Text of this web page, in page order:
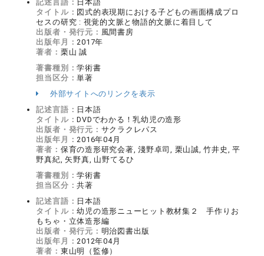
記述言語： 日本語
タイトル： 図式的表現期における子どもの画面構成プロ
セスの研究 : 視覚的文脈と物語的文脈に着目して
出版者・発行元： 風間書房
出版年月： 2017年
著者： 栗山 誠
著書種別：学術書
担当区分：単著
外部サイトへのリンクを表示
記述言語： 日本語
タイトル：DVDでわかる！乳幼児の造形
出版者・発行元： サクラクレパス
出版年月： 2016年04月
著者： 保育の造形研究会著, 淺野卓司, 栗山誠, 竹井史, 平
野真紀, 矢野真, 山野てるひ
著書種別：学術書
担当区分：共著
記述言語： 日本語
タイトル：幼児の造形ニューヒット教材集２ 手作りお
もちゃ・立体造形編
出版者・発行元： 明治図書出版
出版年月： 2012年04月
著者： 東山明（監修）